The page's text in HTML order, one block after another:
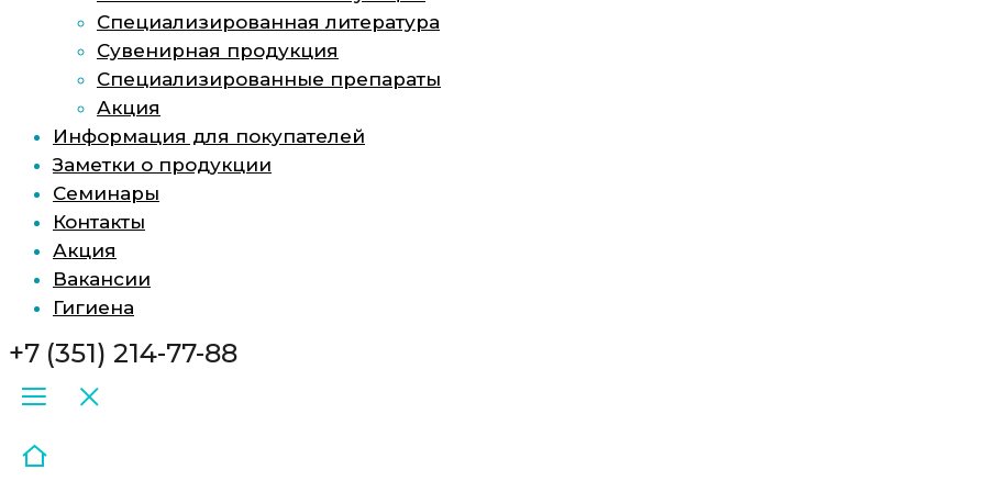
Специализированная литература
Сувенирная продукция
Специализированные препараты
Акция
Информация для покупателей
Заметки о продукции
Семинары
Контакты
Акция
Вакансии
Гигиена
+7 (351) 214-77-88